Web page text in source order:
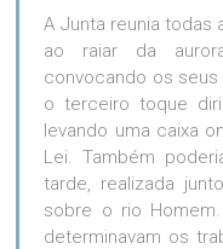
A Junta reunia todas
ao raiar da
convocando os seus
o terceiro toque
levando uma caixa
Lei. Também
tarde, realizada
sobre o rio
determinavam os